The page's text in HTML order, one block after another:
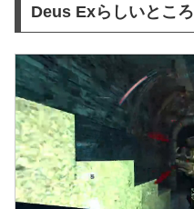
Deus Exらしいところ